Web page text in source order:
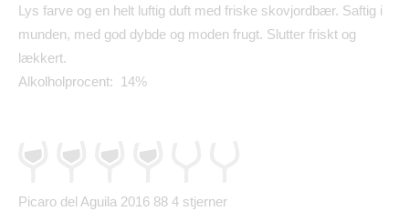
Lys farve og en helt luftig duft med friske skovjordbær. Saftig i
munden, med god dybde og moden frugt. Slutter friskt og
lækkert.
Alkolholprocent: 14%
Picaro del Aguila 2016 88 4 stjerner